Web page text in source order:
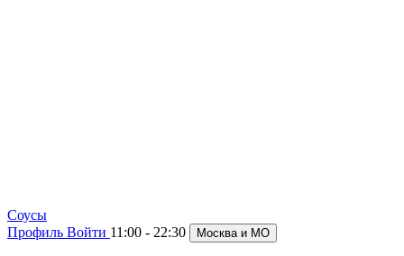
Cоусы
Профиль Войти 11:00 - 22:30 Москва и МО